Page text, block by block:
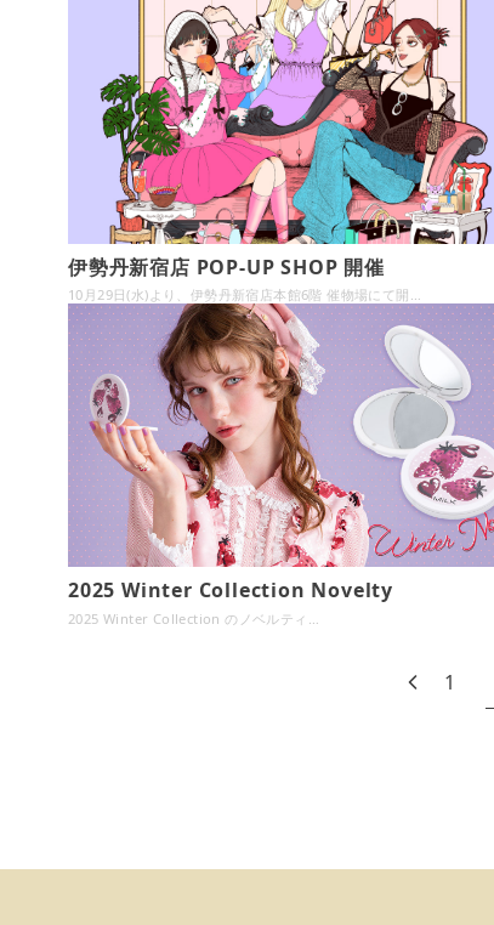
伊勢丹新宿店 POP-UP SHOP 開催
10月29日(水)より、伊勢丹新宿店本館6階 催物場にて開…
2025 Winter Collection Novelty
2025 Winter Collection のノベルティ…
1